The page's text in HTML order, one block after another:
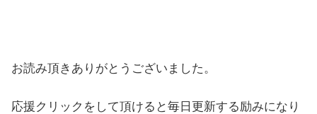
お読み頂きありがとうございました。
応援クリックをして頂けると毎日更新する励みになり